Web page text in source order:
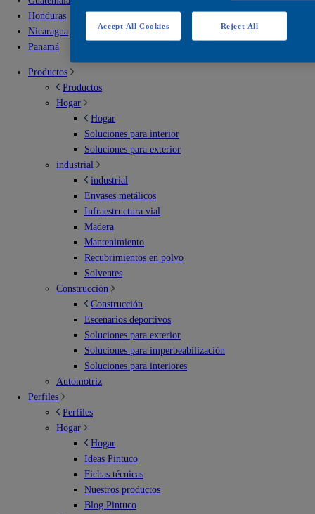
Honduras
Nicaragua
Panamá
Productos
Productos
Hogar
Hogar
Soluciones para interior
Soluciones para exterior
industrial
industrial
Envases metálicos
Infraestructura vial
Madera
Mantenimiento
Recubrimientos en polvo
Solventes
Construcción
Construcción
Escenarios deportivos
Soluciones para exterior
Soluciones para imperbeabilización
Soluciones para interiores
Automotriz
Perfiles
Perfiles
Hogar
Hogar
Ideas Pintuco
Fichas técnicas
Nuestros productos
Blog Pintuco
Reject All
Accept All Cookies